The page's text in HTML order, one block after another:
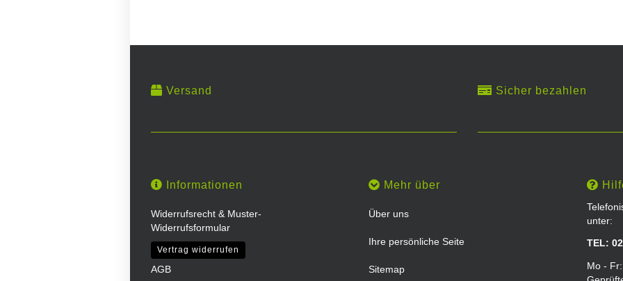
Versand Sicher bezahlen
Informationen
Widerrufsrecht & Muster-
Widerrufsformular
Vertrag widerrufen
AGB
Mehr über
Über uns
Ihre persönliche Seite
Sitemap
unter:
TEL:
Mo -